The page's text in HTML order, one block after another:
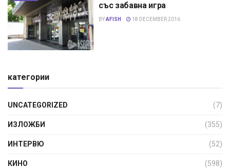
със забавна игра
BYAFISH 18 DECEMBER 2016
категории
UNCATEGORIZED (7)
ИЗЛОЖБИ (355)
ИНТЕРВЮ (52)
КИНО (598)